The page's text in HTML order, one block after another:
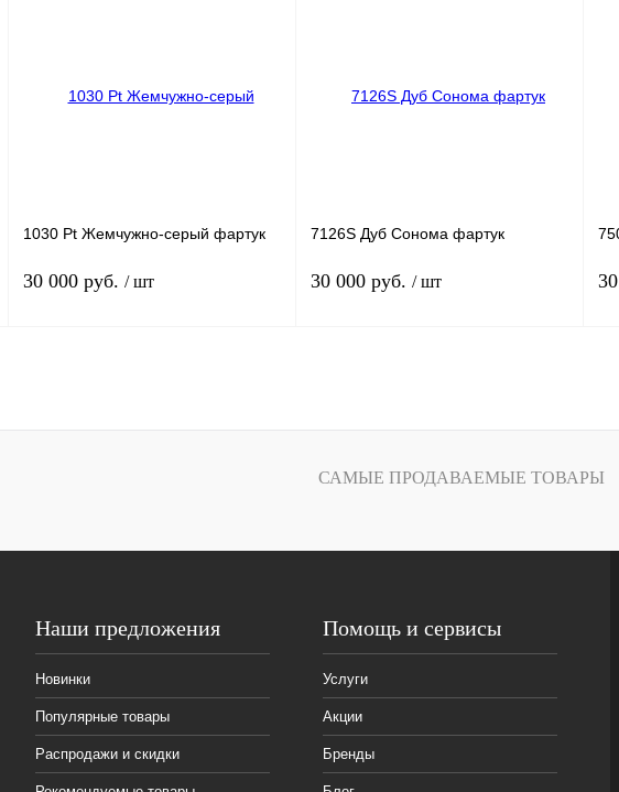
1030 Pt Жемчужно-серый фартук
30 000 руб. / шт
7126S Дуб Сонома фартук
30 000 руб. / шт
САМЫЕ ПРОДАВАЕМЫЕ ТОВАРЫ
Наши предложения
Новинки
Популярные товары
Распродажи и скидки
Помощь и сервисы
Услуги
Акции
Бренды